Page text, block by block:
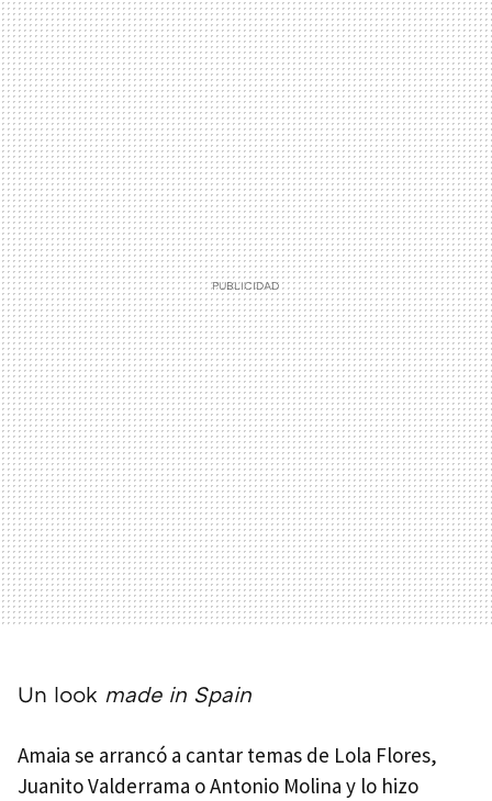
Un look made in Spain
Amaia se arrancó a cantar temas de Lola Flores,
Juanito Valderrama o Antonio Molina y lo hizo